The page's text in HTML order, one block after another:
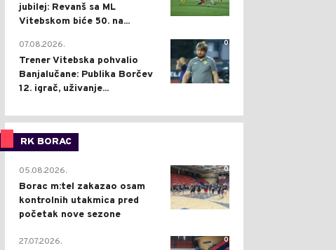
jubilej: Revanš sa ML
Vitebskom biće 50. na...
0
07.08.2026.
Trener Vitebska pohvalio
Banjalučane: Publika Borčev
12. igrač, uživanje...
RK BORAC
0
05.08.2026.
Borac m:tel zakazao osam
kontrolnih utakmica pred
početak nove sezone
0
27.07.2026.